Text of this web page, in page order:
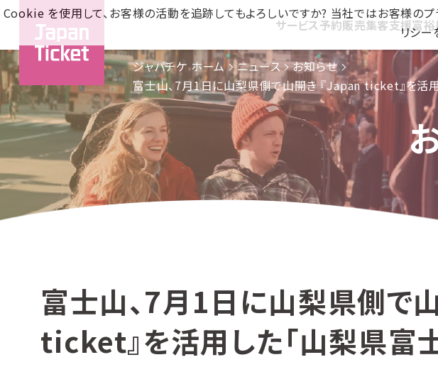
サービス予約販売集客支援富
ジャパチケ ホーム ニュース
お知らせ
富士山、7月1日に山梨県側で山開き 『Japan ticket』を活
富士山、7月1日に山梨県側で
ticket』を活用した「山梨県富
Cookie を使用して、お客様の活動を追跡してもよろしいですか? 当社ではお客様の
リシー